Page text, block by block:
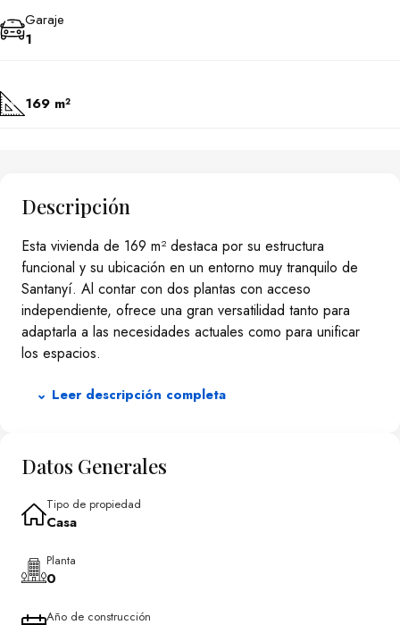
Garaje
1
169 m²
Descripción
Esta vivienda de 169 m² destaca por su estructura
funcional y su ubicación en un entorno muy tranquilo de
Santanyí. Al contar con dos plantas con acceso
independiente, ofrece una gran versatilidad tanto para
adaptarla a las necesidades actuales como para unificar
los espacios.
Distribución detallada:
zona habitable (42 m²) cuenta con dos estancias
independientes, cocina y un baño. Adicionalmente, incluye
un espacio de 11 m² ideal para taller, trastero o almacén.
Planta Primera (87 m²): Se distribuye en un luminoso salón-
comedor, cocina independiente con despensa, dos
dormitorios y un baño completo. Desde esta planta se
comunican con la azotea.
⌄ Leer descripción completa
Datos Generales
Tipo de propiedad
Casa
Planta
0
Año de construcción